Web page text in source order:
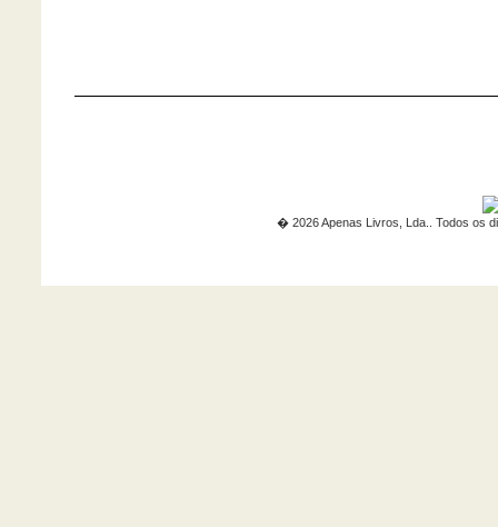
� 2026 Apenas Livros, Lda.. Todos os